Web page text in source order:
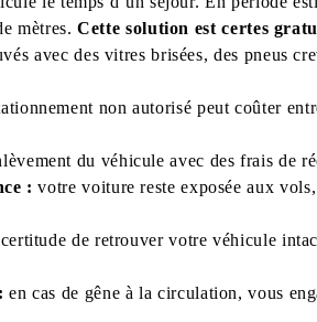
mètres.Cette solution est certes
avec des vitres brisées, des pneus
non autorisé peut coûter
du véhicule avec des frais de
: votre voiture reste exposée aux
de retrouver votre véhicule
en cas de gêne à la circulation, vous